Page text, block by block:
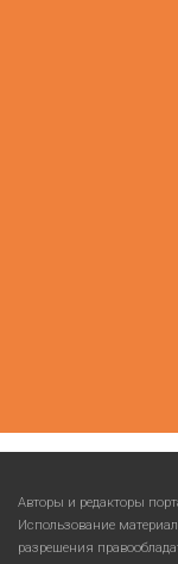
Авторы и редакторы
Использование
разрешения